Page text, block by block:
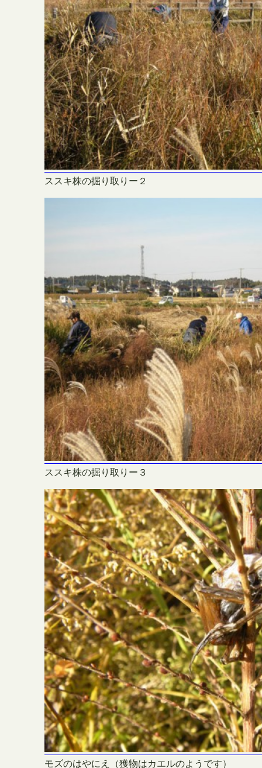
ススキ株の掘り取りー２
ススキ株の掘り取りー３
モズのはやにえ（獲物はカエルのようです）